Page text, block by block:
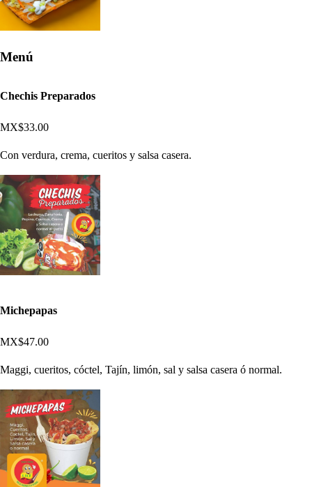
Menú
Chechis Preparados
MX$33.00
Con verdura, crema, cueritos y salsa casera.
Michepapas
MX$47.00
Maggi, cueritos, cóctel, Tajín, limón, sal y salsa casera ó normal.